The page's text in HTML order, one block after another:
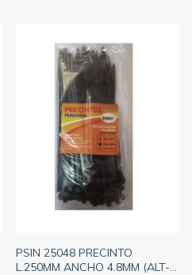
PSIN 25048 PRECINTO
L.250MM ANCHO 4.8MM (ALT-4)